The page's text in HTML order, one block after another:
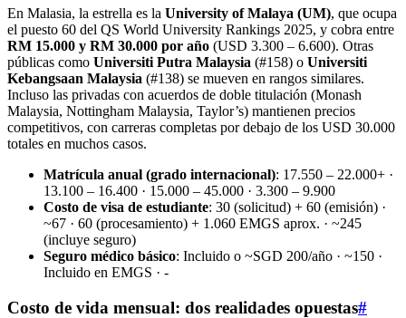
En Malasia, la estrella es la University of Malaya (UM), que ocupa
el puesto 60 del QS World University Rankings 2025, y cobra entre
RM 15.000 y RM 30.000 por año (USD 3.300 – 6.600). Otras
públicas como Universiti Putra Malaysia (#158) o Universiti
Kebangsaan Malaysia (#138) se mueven en rangos similares.
Incluso las privadas con acuerdos de doble titulación (Monash
Malaysia, Nottingham Malaysia, Taylor’s) mantienen precios
competitivos, con carreras completas por debajo de los USD 30.000
totales en muchos casos.
Matrícula anual (grado internacional): 17.550 – 22.000+ ·
13.100 – 16.400 · 15.000 – 45.000 · 3.300 – 9.900
Costo de visa de estudiante: 30 (solicitud) + 60 (emisión) ·
~67 · 60 (procesamiento) + 1.060 EMGS aprox. · ~245
(incluye seguro)
Seguro médico básico: Incluido o ~SGD 200/año · ~150 ·
Incluido en EMGS · -
Costo de vida mensual: dos realidades opuestas#